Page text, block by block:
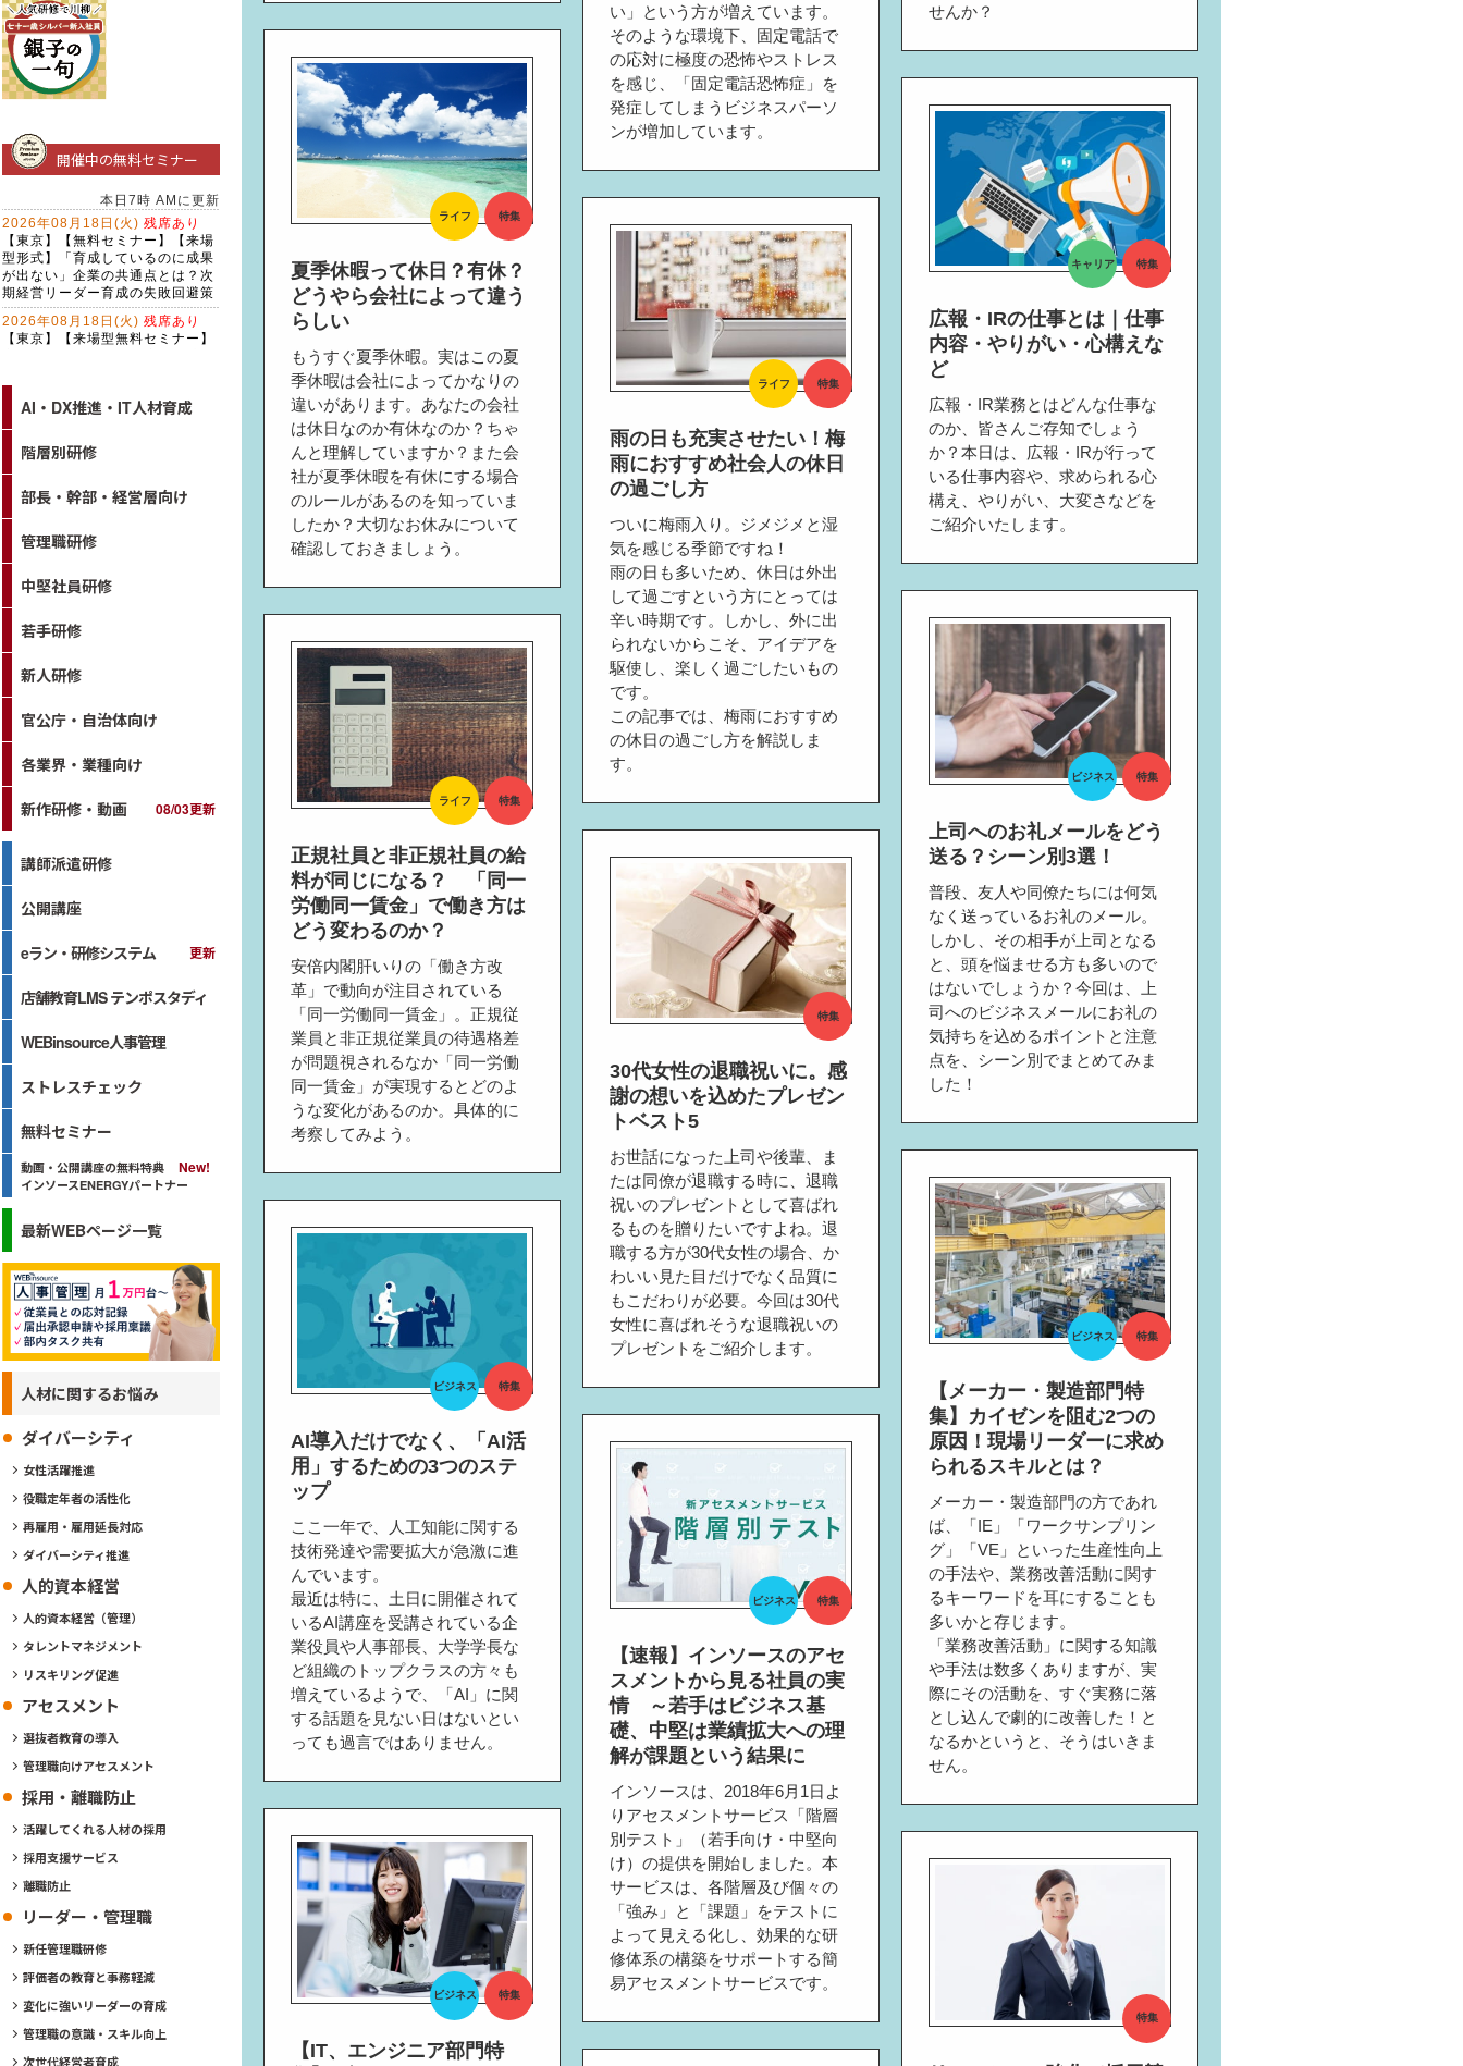
い」という方が増えています。
そのような環境下、固定電話で
の応対に極度の恐怖やストレス
を感じ、「固定電話恐怖症」を
発症してしまうビジネスパーソ
ンが増加しています。
せんか？
ライフ 特集
夏季休暇って休日？有休？
どうやら会社によって違う
らしい
もうすぐ夏季休暇。実はこの夏
季休暇は会社によってかなりの
違いがあります。あなたの会社
は休日なのか有休なのか？ちゃ
んと理解していますか？また会
社が夏季休暇を有休にする場合
のルールがあるのを知っていま
したか？大切なお休みについて
確認しておきましょう。
ライフ 特集
雨の日も充実させたい！梅
雨におすすめ社会人の休日
の過ごし方
ついに梅雨入り。ジメジメと湿
気を感じる季節ですね！
雨の日も多いため、休日は外出
して過ごすという方にとっては
辛い時期です。しかし、外に出
られないからこそ、アイデアを
駆使し、楽しく過ごしたいもの
です。
この記事では、梅雨におすすめ
の休日の過ごし方を解説しま
す。
キャリア 特集
広報・IRの仕事とは｜仕事
内容・やりがい・心構えな
ど
広報・IR業務とはどんな仕事な
のか、皆さんご存知でしょう
か？本日は、広報・IRが行って
いる仕事内容や、求められる心
構え、やりがい、大変さなどを
ご紹介いたします。
ライフ 特集
正規社員と非正規社員の給
料が同じになる？ 「同一
労働同一賃金」で働き方は
どう変わるのか？
安倍内閣肝いりの「働き方改
革」で動向が注目されている
「同一労働同一賃金」。正規従
業員と非正規従業員の待遇格差
が問題視されるなか「同一労働
同一賃金」が実現するとどのよ
うな変化があるのか。具体的に
考察してみよう。
特集
30代女性の退職祝いに。感
謝の想いを込めたプレゼン
トベスト5
お世話になった上司や後輩、ま
たは同僚が退職する時に、退職
祝いのプレゼントとして喜ばれ
るものを贈りたいですよね。退
職する方が30代女性の場合、か
わいい見た目だけでなく品質に
もこだわりが必要。今回は30代
女性に喜ばれそうな退職祝いの
プレゼントをご紹介します。
ビジネス 特集
上司へのお礼メールをどう
送る？シーン別3選！
普段、友人や同僚たちには何気
なく送っているお礼のメール。
しかし、その相手が上司となる
と、頭を悩ませる方も多いので
はないでしょうか？今回は、上
司へのビジネスメールにお礼の
気持ちを込めるポイントと注意
点を、シーン別でまとめてみま
した！
ビジネス 特集
AI導入だけでなく、「AI活
用」するための3つのステ
ップ
ここ一年で、人工知能に関する
技術発達や需要拡大が急激に進
んでいます。
最近は特に、土日に開催されて
いるAI講座を受講されている企
業役員や人事部長、大学学長な
ど組織のトップクラスの方々も
増えているようで、「AI」に関
する話題を見ない日はないとい
っても過言ではありません。
ビジネス 特集
【速報】インソースのアセ
スメントから見る社員の実
情 ～若手はビジネス基
礎、中堅は業績拡大への理
解が課題という結果に
インソースは、2018年6月1日よ
りアセスメントサービス「階層
別テスト」（若手向け・中堅向
け）の提供を開始しました。本
サービスは、各階層及び個々の
「強み」と「課題」をテストに
よって見える化し、効果的な研
修体系の構築をサポートする簡
易アセスメントサービスです。
ビジネス 特集
【メーカー・製造部門特
集】カイゼンを阻む2つの
原因！現場リーダーに求め
られるスキルとは？
メーカー・製造部門の方であれ
ば、「IE」「ワークサンプリン
グ」「VE」といった生産性向上
の手法や、業務改善活動に関す
るキーワードを耳にすることも
多いかと存じます。
「業務改善活動」に関する知識
や手法は数多くありますが、実
際にその活動を、すぐ実務に落
とし込んで劇的に改善した！と
なるかというと、そうはいきま
せん。
ビジネス 特集
【IT、エンジニア部門特
特集
開催中の無料セミナー
AI・DX推進・IT人材育成
階層別研修
部長・幹部・経営層向け
管理職研修
中堅社員研修
若手研修
新人研修
官公庁・自治体向け
各業界・業種向け
新作研修・動画 08/03更新
講師派遣研修
公開講座
eラン・研修システム 更新
店舗教育LMS テンポスタディ
WEBinsource人事管理
ストレスチェック
無料セミナー
動画・公開講座の無料特典
インソースENERGYパートナー
最新WEBページ一覧
人材に関するお悩み
ダイバーシティ
女性活躍推進
役職定年者の活性化
再雇用・雇用延長対応
ダイバーシティ推進
人的資本経営
人的資本経営（管理）
タレントマネジメント
リスキリング促進
アセスメント
選抜者教育の導入
管理職向けアセスメント
採用・離職防止
活躍してくれる人材の採用
採用支援サービス
離職防止
リーダー・管理職
新任管理職研修
評価者の教育と事務軽減
変化に強いリーダーの育成
管理職の意識・スキル向上
次世代経営者育成